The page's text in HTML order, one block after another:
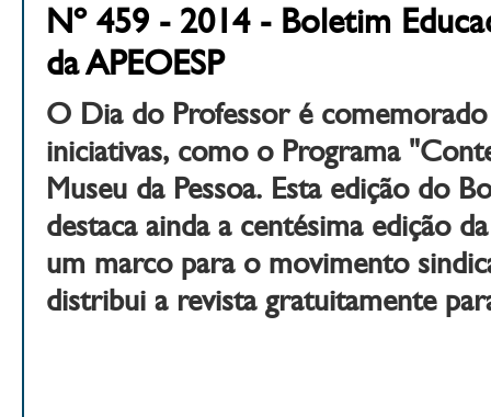
Nº 459 - 2014 - Boletim
da APEOESP
O Dia do Professor é
iniciativas, como o Programa
Museu da Pessoa. Esta edição do
destaca ainda a centésima edição
um marco para o movimento
distribui a revista gratuitamente